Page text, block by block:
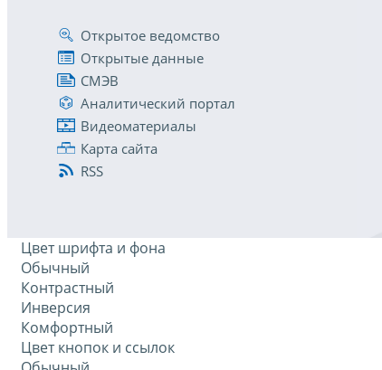
Открытое ведомство
Открытые данные
СМЭВ
Аналитический портал
Видеоматериалы
Карта сайта
RSS
Цвет шрифта и фона
Обычный
Контрастный
Инверсия
Комфортный
Цвет кнопок и ссылок